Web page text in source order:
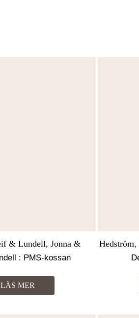
& Lundell, Jonna &
Martin
: PMS-kossan
LÄS MER